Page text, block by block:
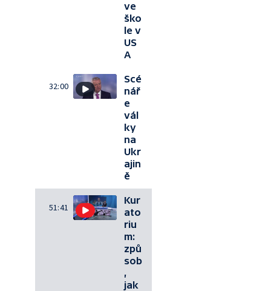
ve
ško
le v
US
A
32:00
Scé
nář
e
vál
ky
na
Ukr
ajin
ě
51:41
Kur
ato
riu
m:
způ
sob
,
jak